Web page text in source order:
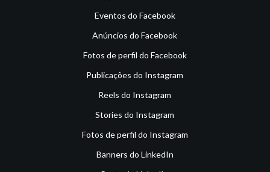
Eventos do Facebook
Anúncios do Facebook
Fotos de perfil do Facebook
Publicações do Instagram
Reels do Instagram
Stories do Instagram
Fotos de perfil do Instagram
Banners do LinkedIn